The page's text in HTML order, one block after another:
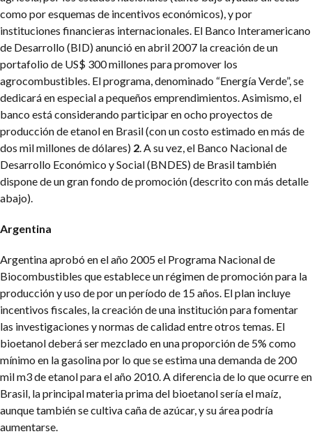
como por esquemas de incentivos económicos), y por
instituciones financieras internacionales. El Banco Interamericano
de Desarrollo (BID) anunció en abril 2007 la creación de un
portafolio de US$ 300 millones para promover los
agrocombustibles. El programa, denominado “Energía Verde”, se
dedicará en especial a pequeños emprendimientos. Asimismo, el
banco está considerando participar en ocho proyectos de
producción de etanol en Brasil (con un costo estimado en más de
dos mil millones de dólares) 2. A su vez, el Banco Nacional de
Desarrollo Económico y Social (BNDES) de Brasil también
dispone de un gran fondo de promoción (descrito con más detalle
abajo).
Argentina
Argentina aprobó en el año 2005 el Programa Nacional de
Biocombustibles que establece un régimen de promoción para la
producción y uso de por un período de 15 años. El plan incluye
incentivos fiscales, la creación de una institución para fomentar
las investigaciones y normas de calidad entre otros temas. El
bioetanol deberá ser mezclado en una proporción de 5% como
mínimo en la gasolina por lo que se estima una demanda de 200
mil m3 de etanol para el año 2010. A diferencia de lo que ocurre en
Brasil, la principal materia prima del bioetanol sería el maíz,
aunque también se cultiva caña de azúcar, y su área podría
aumentarse.